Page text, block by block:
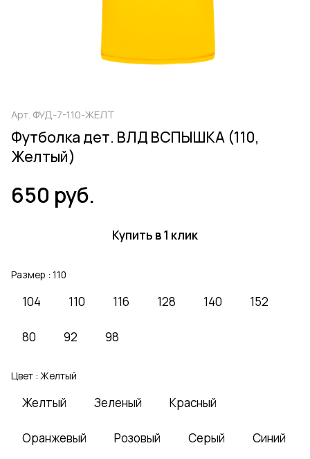
Арт. ФУД-7-110-ЖЕЛТ
Футболка дет. ВЛД ВСПЫШКА (110,
Желтый)
650 руб.
Купить в 1 клик
Размер : 110
104 110 116 128 140 152
80 92 98
Цвет : Желтый
Желтый Зеленый Красный
Оранжевый Розовый Серый Синий